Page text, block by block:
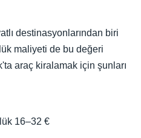
destinasyonlarından biri
maliyeti de bu değeri
araç kiralamak için şunları
16–32 €